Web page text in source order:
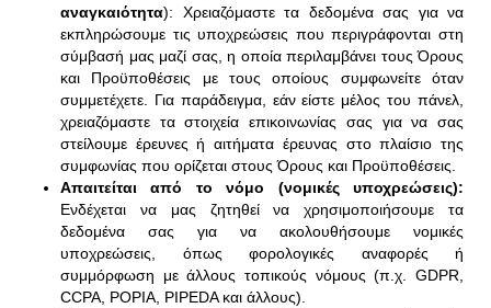
αναγκαιότητα): Χρειαζόμαστε τα δεδομένα σας για να
εκπληρώσουμε τις υποχρεώσεις που περιγράφονται στη
σύμβασή μας μαζί σας, η οποία περιλαμβάνει τους Όρους
και Προϋποθέσεις με τους οποίους συμφωνείτε όταν
συμμετέχετε. Για παράδειγμα, εάν είστε μέλος του πάνελ,
χρειαζόμαστε τα στοιχεία επικοινωνίας σας για να σας
στείλουμε έρευνες ή αιτήματα έρευνας στο πλαίσιο της
συμφωνίας που ορίζεται στους Όρους και Προϋποθέσεις.
Απαιτείται από το νόμο (νομικές υποχρεώσεις):
Ενδέχεται να μας ζητηθεί να χρησιμοποιήσουμε τα
δεδομένα σας για να ακολουθήσουμε νομικές
υποχρεώσεις, όπως φορολογικές αναφορές ή
συμμόρφωση με άλλους τοπικούς νόμους (π.χ. GDPR,
CCPA, POPIA, PIPEDA και άλλους).